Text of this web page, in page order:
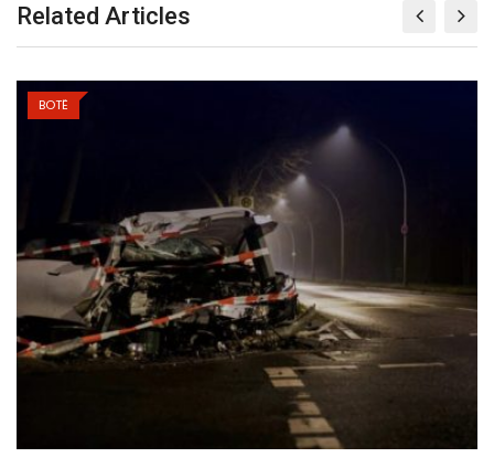
Related Articles
BOTË